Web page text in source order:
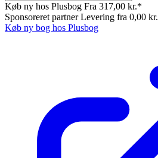
Køb ny hos Plusbog Fra 317,00 kr.*
Sponsoreret partnerLevering fra 0,00 kr.
Køb ny bog hos Plusbog